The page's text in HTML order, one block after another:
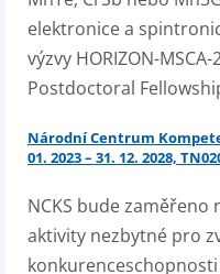
elektronice a
výzvy HORIZON-MSCA-
Postdoctoral
Národní Centrum
01. 2023 – 31. 12. 2028,
NCKS bude zaměřeno
aktivity nezbytné pro